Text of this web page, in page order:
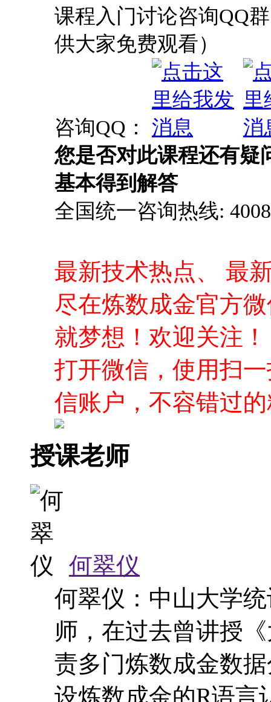
课程入门讨论咨询QQ
供大家免费观看）
咨询QQ：
您是否对此课程还有疑
基本得到解答
全国统一咨询热线:
最新技术热点、 最
尽在炼数成金官方
就梦想！欢迎关注！
打开微信，使用扫
信账户，不容错过
授课老师
何翠仪
何翠仪：中山大学
师，在过去曾讲授
责多门炼数成金数
设炼数成金的R语言